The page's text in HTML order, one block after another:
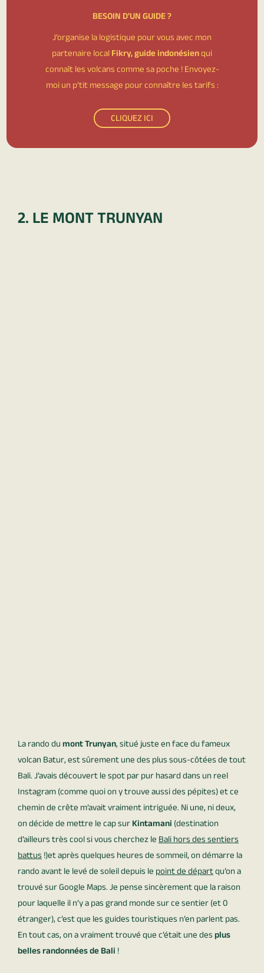
BESOIN D'UN GUIDE ?
J’organise la logistique pour vous avec mon
partenaire localFikry, guide indonésienqui
connaît les volcans comme sa poche ! Envoyez-
moi un p’tit message pour connaître les tarifs :
CLIQUEZ ICI
2. LE MONT TRUNYAN
La rando dumont Trunyan, situé juste en face du fameux
volcan Batur, est sûrement une des plus sous-côtées de tout
Bali. J’avais découvert le spot par pur hasard dans un reel
Instagram (comme quoi on y trouve aussi des pépites) et ce
chemin de crête m’avait vraiment intriguée. Ni une, ni deux,
on décide de mettre le cap surKintamani(destination
d’ailleurs très cool si vous cherchez leBali hors des sentiers
battus!)et après quelques heures de sommeil, on démarre la
rando avant le levé de soleil depuis lepoint de départqu’on a
trouvé sur Google Maps. Je pense sincèrement que la raison
pour laquelle il n’y a pas grand monde sur ce sentier (et 0
étranger), c’est que les guides touristiques n’en parlent pas.
En tout cas, on a vraiment trouvé que c’était une desplus
belles randonnées de Bali!